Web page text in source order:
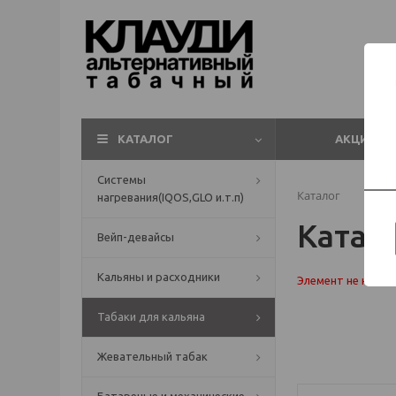
КАТАЛОГ АКЦИИ
Системы
нагревания(IQOS,GLO и.т.п)
Вейп-девайсы
Кальяны и расходники
Табаки для кальяна
Жевательный табак
Каталог
Элемент не найден